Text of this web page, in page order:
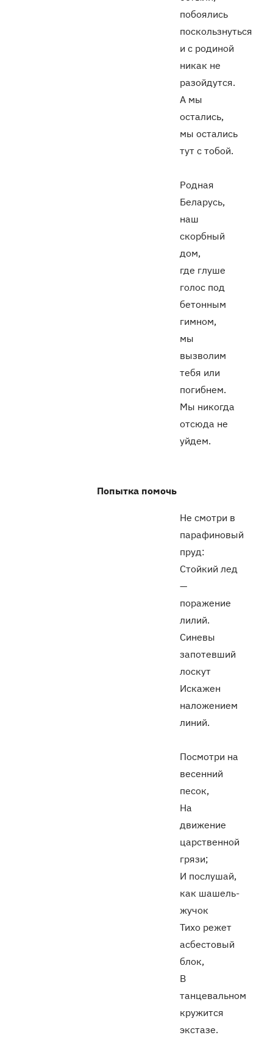
побоялись
поскользнуться
и с родиной
никак не
разойдутся.
А мы
остались,
мы остались
тут с тобой.
Родная
Беларусь,
наш
скорбный
дом,
где глуше
голос под
бетонным
гимном,
мы
вызволим
тебя или
погибнем.
Мы никогда
отсюда не
уйдем.
Попытка помочь
Не смотри в
парафиновый
пруд:
Стойкий лед
—
поражение
лилий.
Синевы
запотевший
лоскут
Искажен
наложением
линий.
Посмотри на
весенний
песок,
На
движение
царственной
грязи;
И послушай,
как шашель-
жучок
Тихо режет
асбестовый
блок,
В
танцевальном
кружится
экстазе.